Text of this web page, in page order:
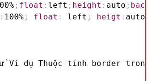
; float : left ; height : auto ;
: 100%; float : left ; heigt : auto
Ví dụ Thuộc tính border trong